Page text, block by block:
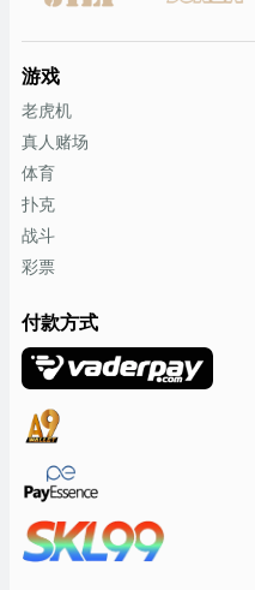
游戏
老虎机
真人赌场
体育
扑克
战斗
彩票
付款方式